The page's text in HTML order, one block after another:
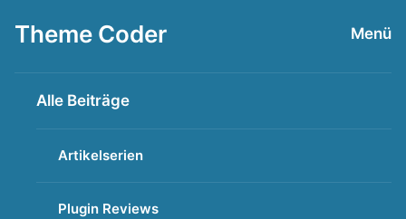
Inhalt
Theme Coder Menü
Alle Beiträge
Artikelserien
Plugin Reviews